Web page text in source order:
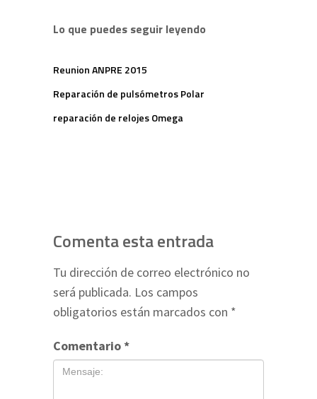
Lo que puedes seguir leyendo
Reunion ANPRE 2015
Reparación de pulsómetros Polar
reparación de relojes Omega
Comenta esta entrada
Tu dirección de correo electrónico no
será publicada. Los campos
obligatorios están marcados con *
Comentario*